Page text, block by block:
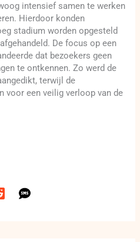
intensief samen te werken
Hierdoor konden
stadium worden opgesteld
De focus op een
dat bezoekers geen
te ontkennen. Zo werd de
terwijl de
voor een veilig verloop van de